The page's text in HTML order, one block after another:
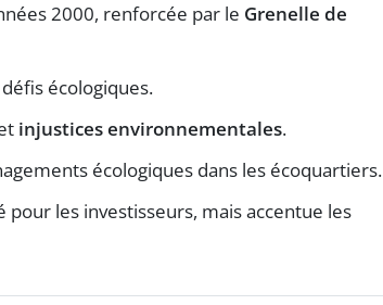
2000, renforcée par le Grenelle de
écologiques.
injustices environnementales.
écologiques dans les écoquartiers.
pour les investisseurs, mais accentue les